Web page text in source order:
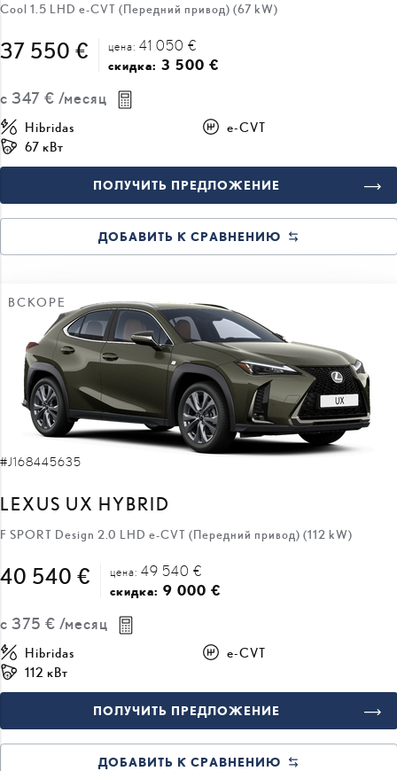
Cool 1.5 LHD e-CVT (Передний привод) (67 kW)
37 550 € цена: 41 050 €
скидка: 3 500 €
с 347 € /месяц
Hibridas
e-CVT
67 кВт
ПОЛУЧИТЬ ПРЕДЛОЖЕНИЕ
ДОБАВИТЬ К СРАВНЕНИЮ
ВСКОРЕ
#J168445635
LEXUS UX HYBRID
F SPORT Design 2.0 LHD e-CVT (Передний привод) (112 kW)
40 540 € цена: 49 540 €
скидка: 9 000 €
с 375 € /месяц
Hibridas
e-CVT
112 кВт
ПОЛУЧИТЬ ПРЕДЛОЖЕНИЕ
ДОБАВИТЬ К СРАВНЕНИЮ